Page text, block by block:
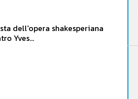
dell'opera shakesperiana
Yves...